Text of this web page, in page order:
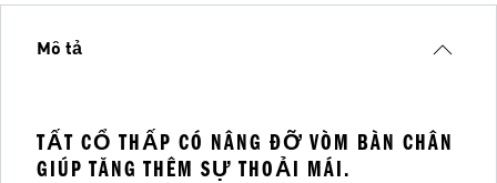
Mô tả
TẤT CỔ THẤP CÓ NÂNG ĐỠ VÒM BÀN CHÂN
GIÚP TĂNG THÊM SỰ THOẢI MÁI.